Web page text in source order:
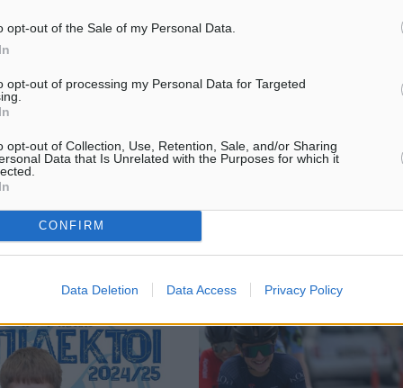
opt-out of the Sale of my Personal Data.
opt-out of processing my Personal Data for Targeted
opt-out of Collection, Use, Retention, Sale, and/or Sharing
Data that Is Unrelated with the Purposes for which it
CONFIRM
Data Deletion Data Access Privacy Policy
ντέρμπι του γηπέδου
την Αναγέννηση
στο πρόγραμμα
του
της Α’ ...
της Λέρου η Τατιάνα Γκούσιν
μέσα στο σαββατοκύριακο 12
Οκτωβρίου στο γήπεδο
επιστέφθηκε ...
09.10.24, 15:50